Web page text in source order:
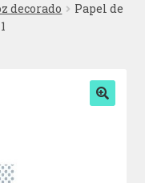
decorado
Papel de